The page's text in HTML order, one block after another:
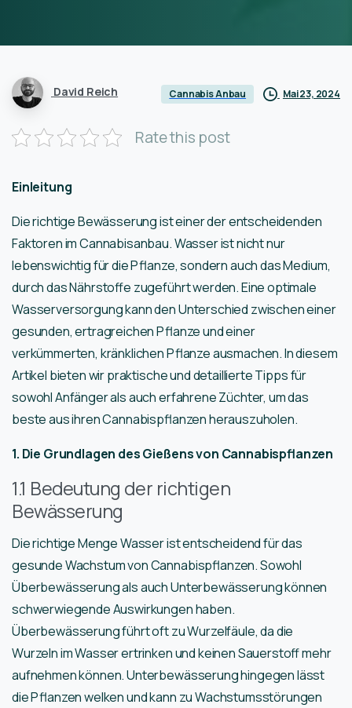
David Reich Cannabis Anbau Mai 23, 2024
Rate this post
Einleitung
Die richtige Bewässerung ist einer der entscheidenden
Faktoren im Cannabisanbau. Wasser ist nicht nur
lebenswichtig für die Pflanze, sondern auch das Medium,
durch das Nährstoffe zugeführt werden. Eine optimale
Wasserversorgung kann den Unterschied zwischen einer
gesunden, ertragreichen Pflanze und einer
verkümmerten, kränklichen Pflanze ausmachen. In diesem
Artikel bieten wir praktische und detaillierte Tipps für
sowohl Anfänger als auch erfahrene Züchter, um das
beste aus ihren Cannabispflanzen herauszuholen.
1. Die Grundlagen des Gießens von Cannabispflanzen
1.1 Bedeutung der richtigen
Bewässerung
Die richtige Menge Wasser ist entscheidend für das
gesunde Wachstum von Cannabispflanzen. Sowohl
Überbewässerung als auch Unterbewässerung können
schwerwiegende Auswirkungen haben.
Überbewässerung führt oft zu Wurzelfäule, da die
Wurzeln im Wasser ertrinken und keinen Sauerstoff mehr
aufnehmen können. Unterbewässerung hingegen lässt
die Pflanzen welken und kann zu Wachstumsstörungen